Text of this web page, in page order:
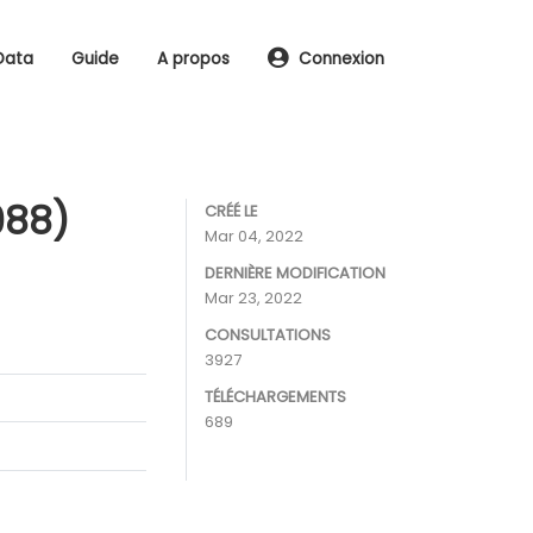
Guide A propos Connexion
CRÉÉ LE
Mar 04, 2022
DERNIÈRE MODIFICATION
Mar 23, 2022
CONSULTATIONS
3927
TÉLÉCHARGEMENTS
689